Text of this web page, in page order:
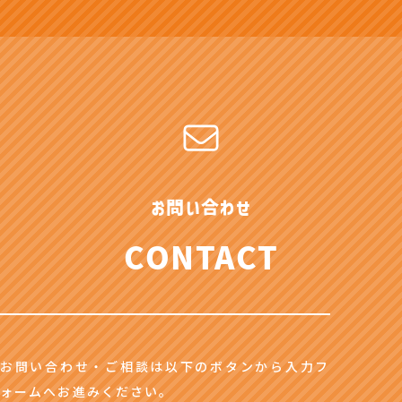
お問い合わせ
CONTACT
お問い合わせ・ご相談は以下のボタンから入力フ
ォームへお進みください。